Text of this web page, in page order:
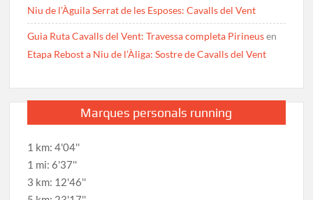
Niu de l’Àguila Serrat de les Esposes: Cavalls del Vent
Guia Ruta Cavalls del Vent: Travessa completa Pirineusen
Etapa Rebost a Niu de l’Àliga: Sostre de Cavalls del Vent
Marques personals running
1 km: 4'04''
1 mi: 6'37''
3 km: 12'46''